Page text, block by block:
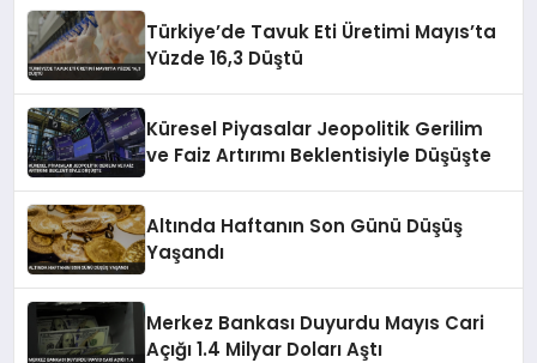
Türkiye’de Tavuk Eti Üretimi Mayıs’ta
Yüzde 16,3 Düştü
Küresel Piyasalar Jeopolitik Gerilim
ve Faiz Artırımı Beklentisiyle Düşüşte
Altında Haftanın Son Günü Düşüş
Yaşandı
Merkez Bankası Duyurdu Mayıs Cari
Açığı 1.4 Milyar Doları Aştı